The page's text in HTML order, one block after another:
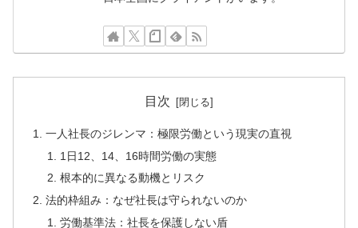
目次
一人社長のジレンマ：極限労働という現実の直視
1日12、14、16時間労働の実態
根本的に異なる動機とリスク
法的枠組み：なぜ社長は守られないのか
労働基準法：社長を保護しない盾